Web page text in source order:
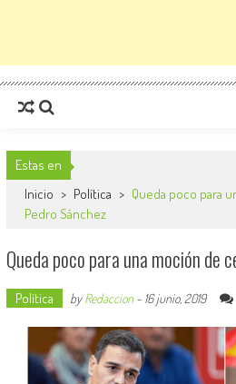
Estas en
Inicio > Política > Queda poco para
Pedro Sánchez
Queda poco para una moción de
Política byRedaccion- 16 junio, 2019